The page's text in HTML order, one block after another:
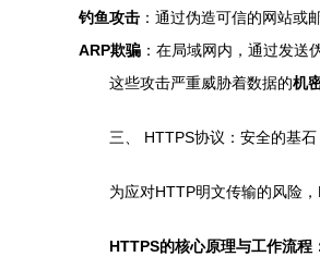
钓鱼攻击 ：通过伪造可信的网站或
ARP欺骗 ：在局域网内，通过发送
这些攻击严重威胁着数据的机
三、 HTTPS协议：安全的基石
为应对HTTP明文传输的风险
HTTPS的核心原理与工作流程